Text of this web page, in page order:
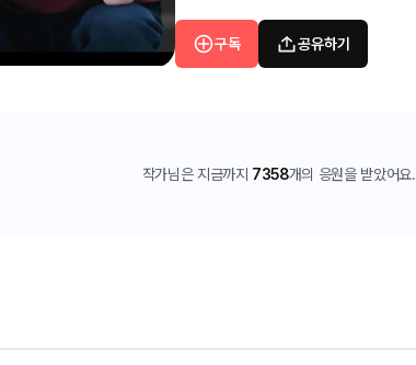
구독 공유하기
작가님은 지금까지 7358개의 응원을 받았어요.